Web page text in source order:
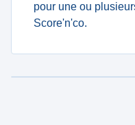
pour une ou
Score'n'co.